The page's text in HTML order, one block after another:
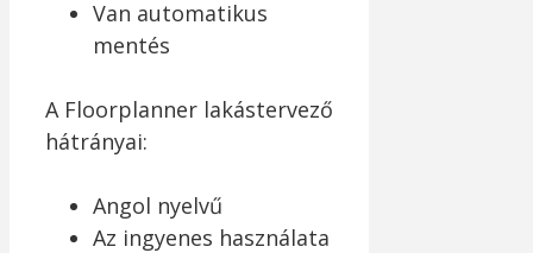
Van automatikus
mentés
A Floorplanner lakástervező
hátrányai:
Angol nyelvű
Az ingyenes használata